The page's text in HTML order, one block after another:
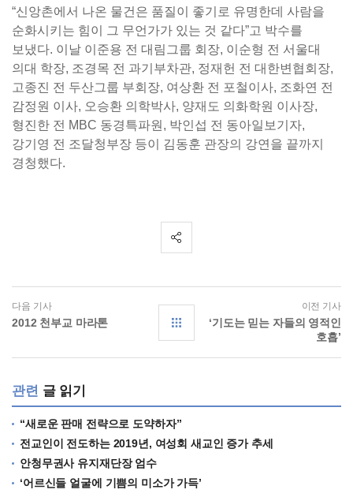
“신앙촌에서 나온 물건은 품질이 좋기로 유명한데 사람을
순화시키는 힘이 그 무언가가 있는 것 같다”고 박수를
보냈다. 이날 이준용 전 대림그룹 회장, 이순형 전 서울대
의대 학장, 조경목 전 과기부차관, 정재헌 전 대한변협회장,
고종진 전 두산그룹 부회장, 여상환 전 포철이사, 조화연 전
감정원 이사, 오승환 의학박사, 양재도 의화학원 이사장,
형진한 전 MBC 동경특파원, 박인섭 전 동아일보기자,
강기영 전 조달청부장 등이 김동훈 관장의 강연을 끝까지
경청했다.
다음 기사
2012 천부교 마라톤
이전 기사
‘기도는 믿는 자들의 영적인
호흡’
관련 글 읽기
“새로운 판매 전략으로 도약하자”
전교인이 전도하는 2019년, 여성회 새교인 증가 추세
안청무권사 유지재단장 엄수
‘어르신들 얼굴에 기쁨의 미소가 가득’